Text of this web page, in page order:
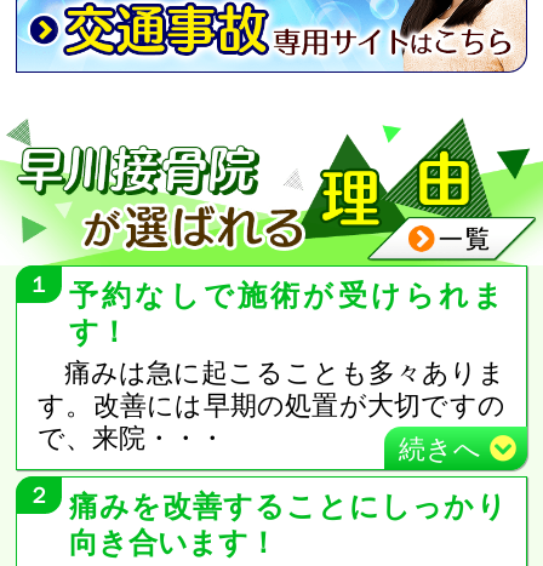
１
予約なしで施術が受けられま
す！
痛みは急に起こることも多々ありま
す。改善には早期の処置が大切ですの
で、来院 ・・・ 続きへ
２
痛みを改善することにしっかり
向き合います！